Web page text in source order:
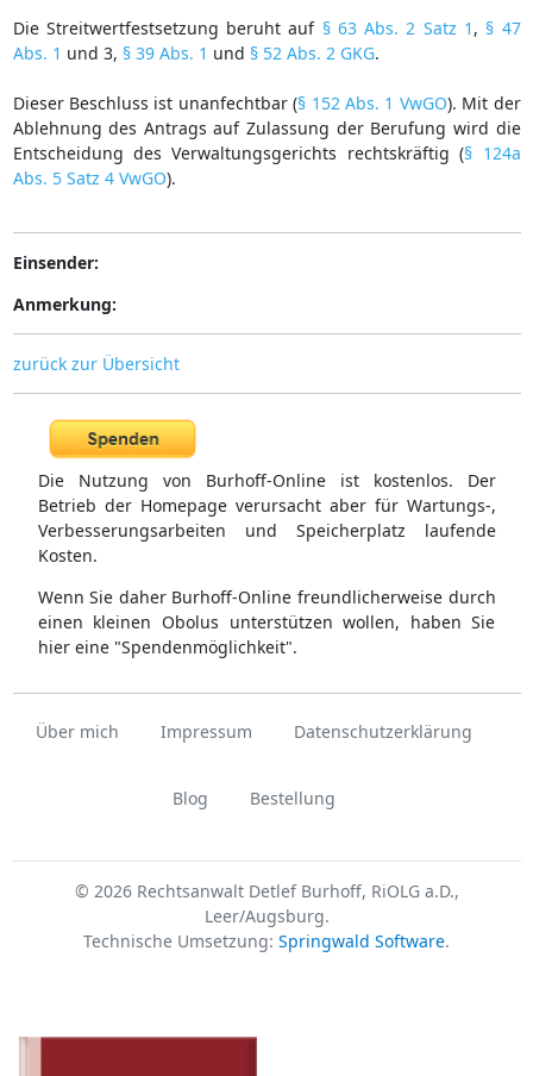
Die Streitwertfestsetzung beruht auf § 63 Abs. 2 Satz 1 , § 47
Abs. 1 und 3, § 39 Abs. 1 und § 52 Abs. 2 GKG.
Dieser Beschluss ist unanfechtbar (§ 152 Abs. 1 VwGO). Mit der
Ablehnung des Antrags auf Zulassung der Berufung wird die
Entscheidung des Verwaltungsgerichts rechtskräftig (§ 124a
Abs. 5 Satz 4 VwGO).
Einsender:
Anmerkung:
zurück zur Übersicht
Die Nutzung von Burhoff-Online ist kostenlos. Der
Betrieb der Homepage verursacht aber für Wartungs-,
Verbesserungsarbeiten und Speicherplatz laufende
Kosten.
Wenn Sie daher Burhoff-Online freundlicherweise durch
einen kleinen Obolus unterstützen wollen, haben Sie
hier eine "Spendenmöglichkeit".
Über mich Impressum Datenschutzerklärung
Blog Bestellung
© 2026 Rechtsanwalt Detlef Burhoff, RiOLG a.D.,
Leer/Augsburg.
Technische Umsetzung: Springwald Software.